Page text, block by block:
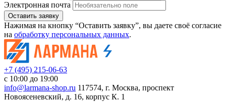
Электронная почта
Оставить заявку
Нажимая на кнопку “Оставить заявку”, вы даете своё согласие
на обработку персональных данных.
+7 (495) 215-06-63
с 10:00 до 19:00
info@larmana-shop.ru 117574, г. Москва, проспект
Новоясеневский, д. 16, корпус К. 1